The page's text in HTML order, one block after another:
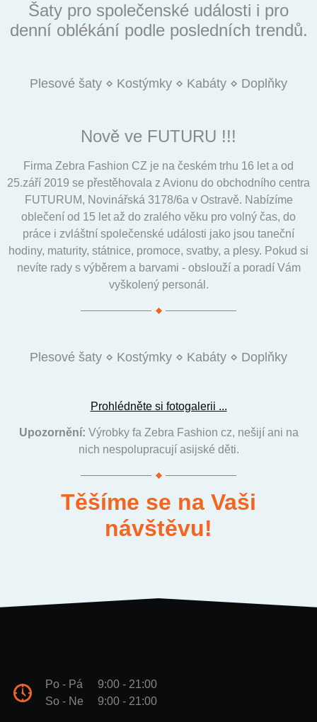
Šaty pro společenské události i pro
denní oblékání podle posledních trendů.
Nově ve FUTURU !!!
Firma Zebra Fashion CZ je na českém trhu 16 let a od
25.září 2019 se přestěhovala z Avionu do obchodního centra
FUTURUM, Novinářská 3178/6a v Ostravě. Nabízíme
oblečení od 15 let až do zralého věku pro volný čas, do
práce i zvláštní společenské události jako jsou taneční
hodiny, maturity, státnice, promoce, svatby, a plesy. Pokud si
nevíte rady s výběrem a barvami - obslouží a poradí Vám
vyškolený personál.
Prohlédněte si fotogalerii ...
Upozornění: Výrobky fa Zebra Fashion cz, nešijí ani na
nich nespolupracují asijské děti.
Těšíme se na Vaši
návštěvu!
Po - Pá
9:00 - 21:00
So - Ne
9:00 - 21:00